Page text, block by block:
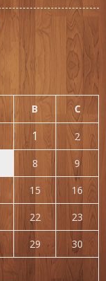
B C
1
2
8
9
15
16
22
23
29
30